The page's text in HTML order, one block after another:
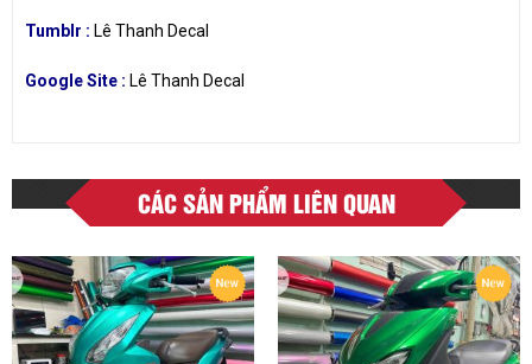
Tumblr : Lê Thanh Decal
Google Site : Lê Thanh Decal
CÁC SẢN PHẨM LIÊN QUAN